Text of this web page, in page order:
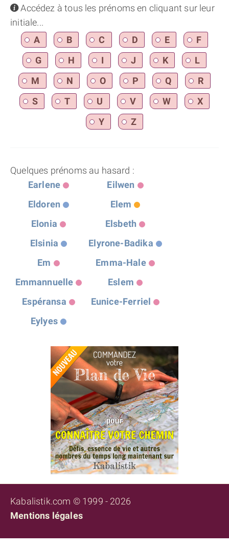
infoAccédez à tous les prénoms en cliquant sur leur
initiale...
A
B C D E
F
G
H I J K
L
M
N O P Q
R
S
T U V W
X
Y
Z
Quelques prénoms au hasard :
Earlene
Eilwen
Eldoren
Elem
Elonia
Elsbeth
Elsinia
Elyrone-Badika
Em
Emma-Hale
Emmannuelle
Eslem
Espéransa
Eunice-Ferriel
Eylyes
Kabalistik.com © 1999 - 2026
Mentions légales